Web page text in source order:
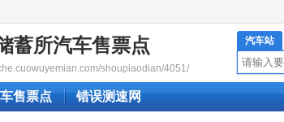
蓄所汽车售票点
shoupiaodian/4051/
汽车站
售票点 错误测速网